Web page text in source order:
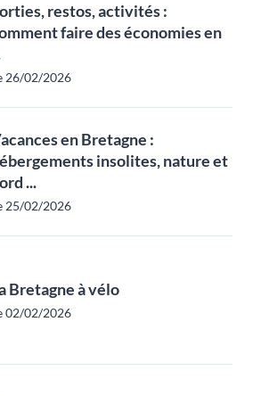
restos, activités :
faire des économies en
26/02/2026
en Bretagne :
insolites, nature et
...
25/02/2026
Bretagne à vélo
02/02/2026